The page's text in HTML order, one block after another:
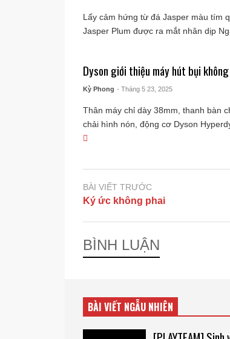
Lấy cảm hứng từ đá Jasper màu tím
Jasper Plum được ra mắt nhân dịp
Dyson giới thiệu máy hút bụi
Kỳ Phong - Tháng 5 23, 2025
Thân máy chỉ dày 38mm, thanh bàn
chải hình nón, động cơ Dyson
BÀI VIẾT TRƯỚC
Ký ức không phai
BÌNH LUẬN
BÀI VIẾT NGẪU NHIÊN